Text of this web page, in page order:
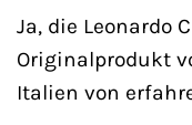
Ja, die Leonardo
Originalprodukt
Italien von